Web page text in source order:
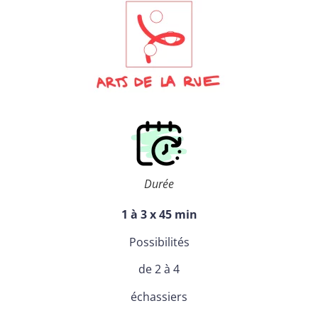
Durée
1 à 3 x 45 min
Possibilités
de 2 à 4
échassiers